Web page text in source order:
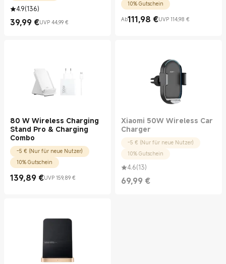
4.9(136)
39,99 €
Current Price €39.99
UVP 44,99 €
UVP 44,99 €
10% Gutschein
Ab111,98 €
Current Price €111.98UVP 114,98 €
UVP 114,98 €
80 W Wireless Charging
Stand Pro & Charging
Combo
-5 € (Nur für neue Nutzer)
10% Gutschein
139,89 €
Current Price €139.89
UVP 159,89 €
UVP 159,89 €
Xiaomi 50W Wireless Car
Charger
-5 € (Nur für neue Nutzer)
10% Gutschein
4.6(13)
69,99 €
Current Price €69.99